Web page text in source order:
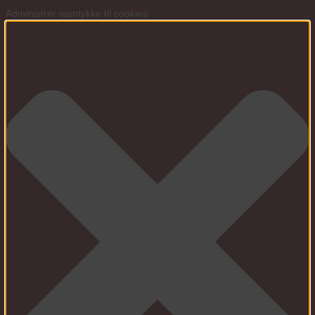
Administrer samtykke til cookies